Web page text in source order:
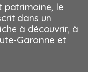
patrimoine, le
dans un
à découvrir, à
Garonne et